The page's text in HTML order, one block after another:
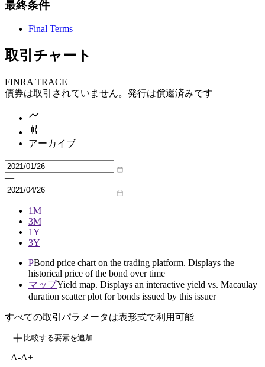
最終条件
Final Terms
取引チャート
FINRA TRACE
債券は取引されていません。発行は償還済みです
アーカイブ
—
1M
3M
1Y
3Y
PBond price chart on the trading platform. Displays the
historical price of the bond over time
マップYield map. Displays an interactive yield vs. Macaulay
duration scatter plot for bonds issued by this issuer
すべての取引パラメータは表形式で利用可能
比較する要素を追加